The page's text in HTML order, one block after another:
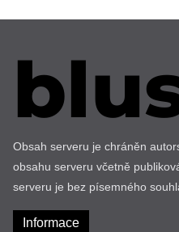
Obsah serveru je chráněn
obsahu serveru včetně
serveru je bez písemného
Informace